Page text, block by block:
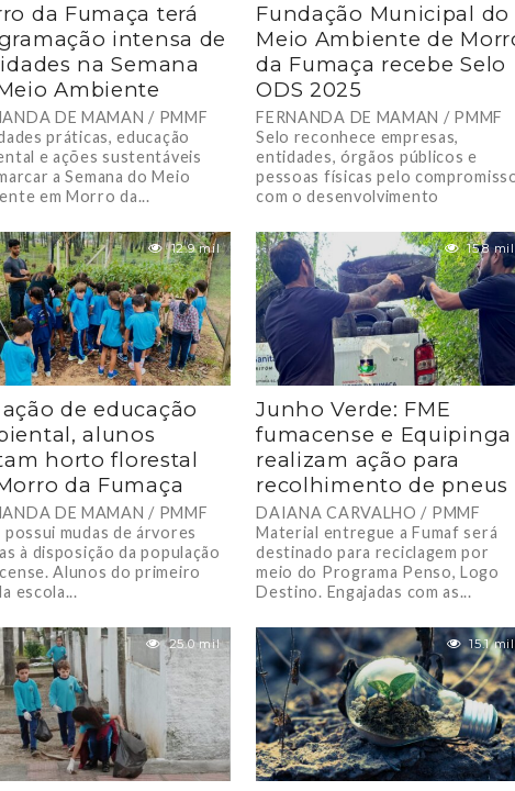
da Fumaça terá
intensa de
na Semana
Ambiente
DE MAMAN / PMMF
práticas, educação
e ações sustentáveis
a Semana do Meio
em Morro da...
Fundação Municipal do
Meio Ambiente de
da Fumaça recebe Selo
ODS 2025
FERNANDA DE MAMAN / PMMF
Selo reconhece empresas,
entidades, órgãos públicos e
pessoas físicas pelo
com o desenvolvimento
12.9 mil
de educação
alunos
horto florestal
da Fumaça
DE MAMAN / PMMF
possui mudas de árvores
à disposição da população
Alunos do primeiro
escola...
15.8 mil
Junho Verde: FME
fumacense e Equipinga
realizam ação para
recolhimento de pneus
DAIANA CARVALHO / PMMF
Material entregue a Fumaf será
destinado para reciclagem por
meio do Programa Penso, Logo
Destino. Engajadas com as...
25.0 mil 15.1 mil